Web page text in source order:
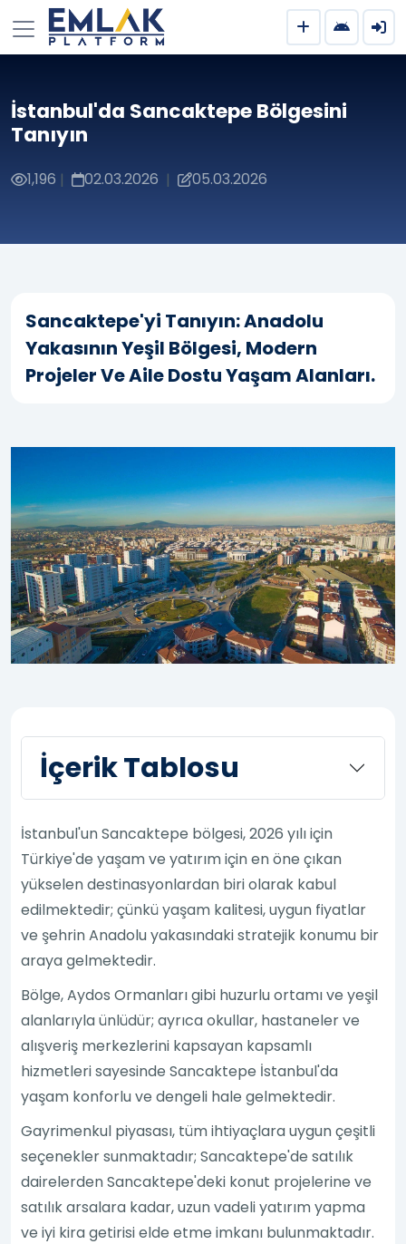
İstanbul'da Sancaktepe Bölgesini
Tanıyın
1,196 | 02.03.2026 | 05.03.2026
Sancaktepe'yi Tanıyın: Anadolu
Yakasının Yeşil Bölgesi, Modern
Projeler Ve Aile Dostu Yaşam Alanları.
İçerik Tablosu
İstanbul'un Sancaktepe bölgesi, 2026 yılı için
Türkiye'de yaşam ve yatırım için en öne çıkan
yükselen destinasyonlardan biri olarak kabul
edilmektedir; çünkü yaşam kalitesi, uygun fiyatlar
ve şehrin Anadolu yakasındaki stratejik konumu bir
araya gelmektedir.
Bölge, Aydos Ormanları gibi huzurlu ortamı ve yeşil
alanlarıyla ünlüdür; ayrıca okullar, hastaneler ve
alışveriş merkezlerini kapsayan kapsamlı
hizmetleri sayesinde Sancaktepe İstanbul'da
yaşam konforlu ve dengeli hale gelmektedir.
Gayrimenkul piyasası, tüm ihtiyaçlara uygun çeşitli
seçenekler sunmaktadır; Sancaktepe'de satılık
dairelerden Sancaktepe'deki konut projelerine ve
satılık arsalara kadar, uzun vadeli yatırım yapma
ve iyi kira getirisi elde etme imkanı bulunmaktadır.